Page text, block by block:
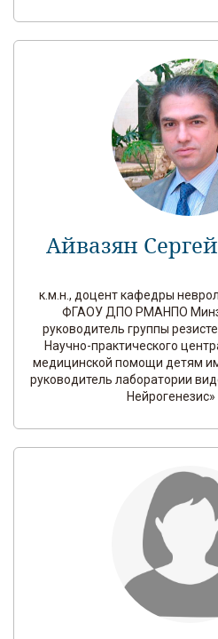
Айвазян
к.м.н., доцент кафедры
ФГАОУ ДПО РМАНПО
руководитель группы
Научно-практического
медицинской помощи детям
руководитель лаборатории